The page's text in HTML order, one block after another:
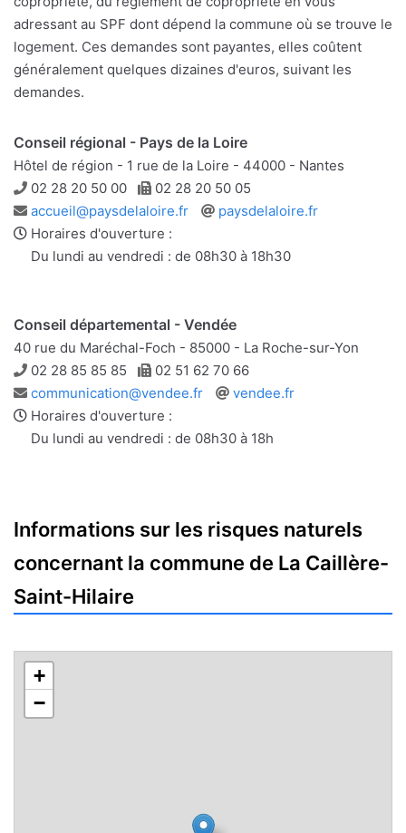
adressant au SPF dont dépend la commune où se trouve le
logement. Ces demandes sont payantes, elles coûtent
généralement quelques dizaines d'euros, suivant les
demandes.
Conseil régional - Pays de la Loire
Hôtel de région - 1 rue de la Loire - 44000 - Nantes
Téléphone
02 28 20 50 00 Télécopie
02 28 20 50 05
Adresse
e-
mail
accueil@paysdelaloire.fr
Site
paysdelaloire.fr
Horaires d'ouverture :
Du lundi au vendredi : de 08h30 à 18h30
Conseil départemental - Vendée
40 rue du Maréchal-Foch - 85000 - La Roche-sur-Yon
Téléphone
02 28 85 85 85 Télécopie
02 51 62 70 66
Adresse
e-
mail
communication@vendee.fr
Site
vendee.fr
Horaires d'ouverture :
Du lundi au vendredi : de 08h30 à 18h
Informations sur les risques naturels
concernant la commune de La Caillère-
Saint-Hilaire
+
−